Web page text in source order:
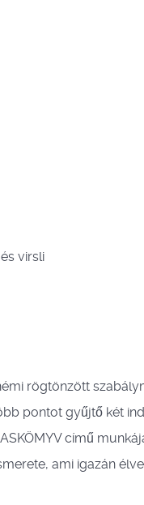
virsli
rögtönzött
pontot gyűjtő két
című
ami igazán